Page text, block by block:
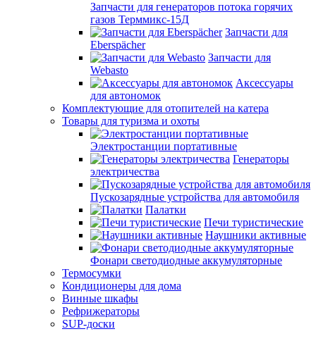
Запчасти для генераторов потока горячих
газов Терммикс-15Д
Запчасти для
Eberspächer
Запчасти для
Webasto
Аксессуары
для автономок
Комплектующие для отопителей на катера
Товары для туризма и охоты
Электростанции портативные
Генераторы
электричества
Пускозарядные устройства для автомобиля
Палатки
Печи туристические
Наушники активные
Фонари светодиодные аккумуляторные
Термосумки
Кондиционеры для дома
Винные шкафы
Рефрижераторы
SUP-доски